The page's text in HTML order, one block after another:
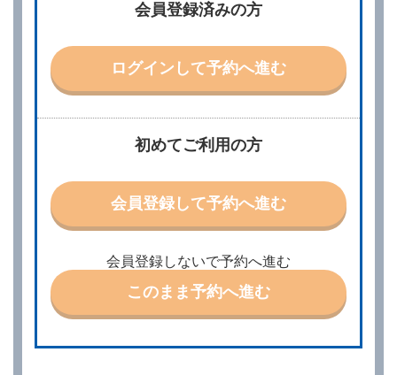
別に定める料金表等に同意のうえ、別に定める方法に
他の借受条件（以下「借受条件」といいます。）を明
示して予約の申込みを行うことができます。なお、当
社は、電話連絡並びに電子メールによる予約に応じま
責任を負わないものとします。
当社は、借受人から予約の申込みがあったときは、原
則として、当社の保有するレンタカーの範囲内で予約
特に認める場合を除き、別に定める予約申込金を支払
うものとします。
第３条（予約の変更）
借受人は、前条第１項の借受条件を変更しようとする
ときは、あらかじめ当社の承諾を受けなければならな
いものとします。
第４条（予約の取消し等）
ができます。
初めてご利用の方
会員登録して予約へ進む
会員登録しないで予約へ進む
このまま予約へ進む
会員登録済みの方
ログインして予約へ進む